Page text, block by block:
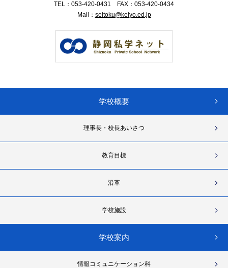
TEL： 053-420-0431 FAX： 053-420-0434
Mail： seitoku@keiyo.ed.jp
学校概要
理事長・校長あいさつ
教育目標
沿革
学校施設
学校案内
情報コミュニケーション科